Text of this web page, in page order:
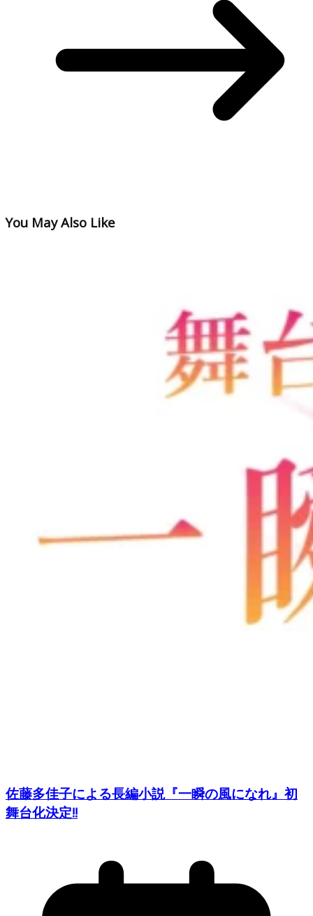
You May Also Like
佐藤多佳子による長編小説『一瞬の風になれ』初
舞台化決定!!